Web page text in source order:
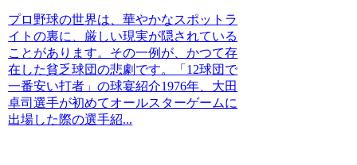
プロ野球の世界は、華やかなスポットラ
イトの裏に、厳しい現実が隠されている
ことがあります。その一例が、かつて存
在した貧乏球団の悲劇です。「12球団で
一番安い打者」の球宴紹介1976年、大田
卓司選手が初めてオールスターゲームに
出場した際の選手紹...